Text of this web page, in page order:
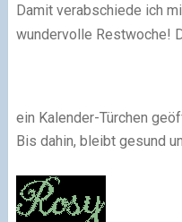
Damit verabschiede ich
wundervolle Restwoche!
ein Kalender-Türchen
Bis dahin, bleibt gesund